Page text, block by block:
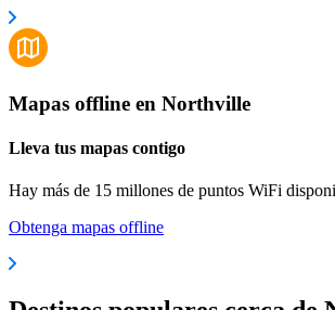
Mapas offline en Northville
Lleva tus mapas contigo
Hay más de 15 millones de puntos WiFi
Obtenga mapas offline